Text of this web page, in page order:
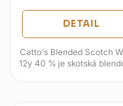
DETAIL
Catto's Blended Scotch
12y 40 % je skotská